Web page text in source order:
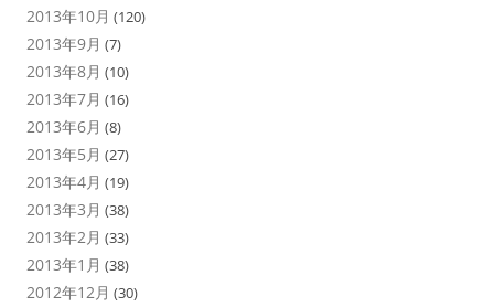
2013年10月 (120)
2013年9月 (7)
2013年8月 (10)
2013年7月 (16)
2013年6月 (8)
2013年5月 (27)
2013年4月 (19)
2013年3月 (38)
2013年2月 (33)
2013年1月 (38)
2012年12月 (30)